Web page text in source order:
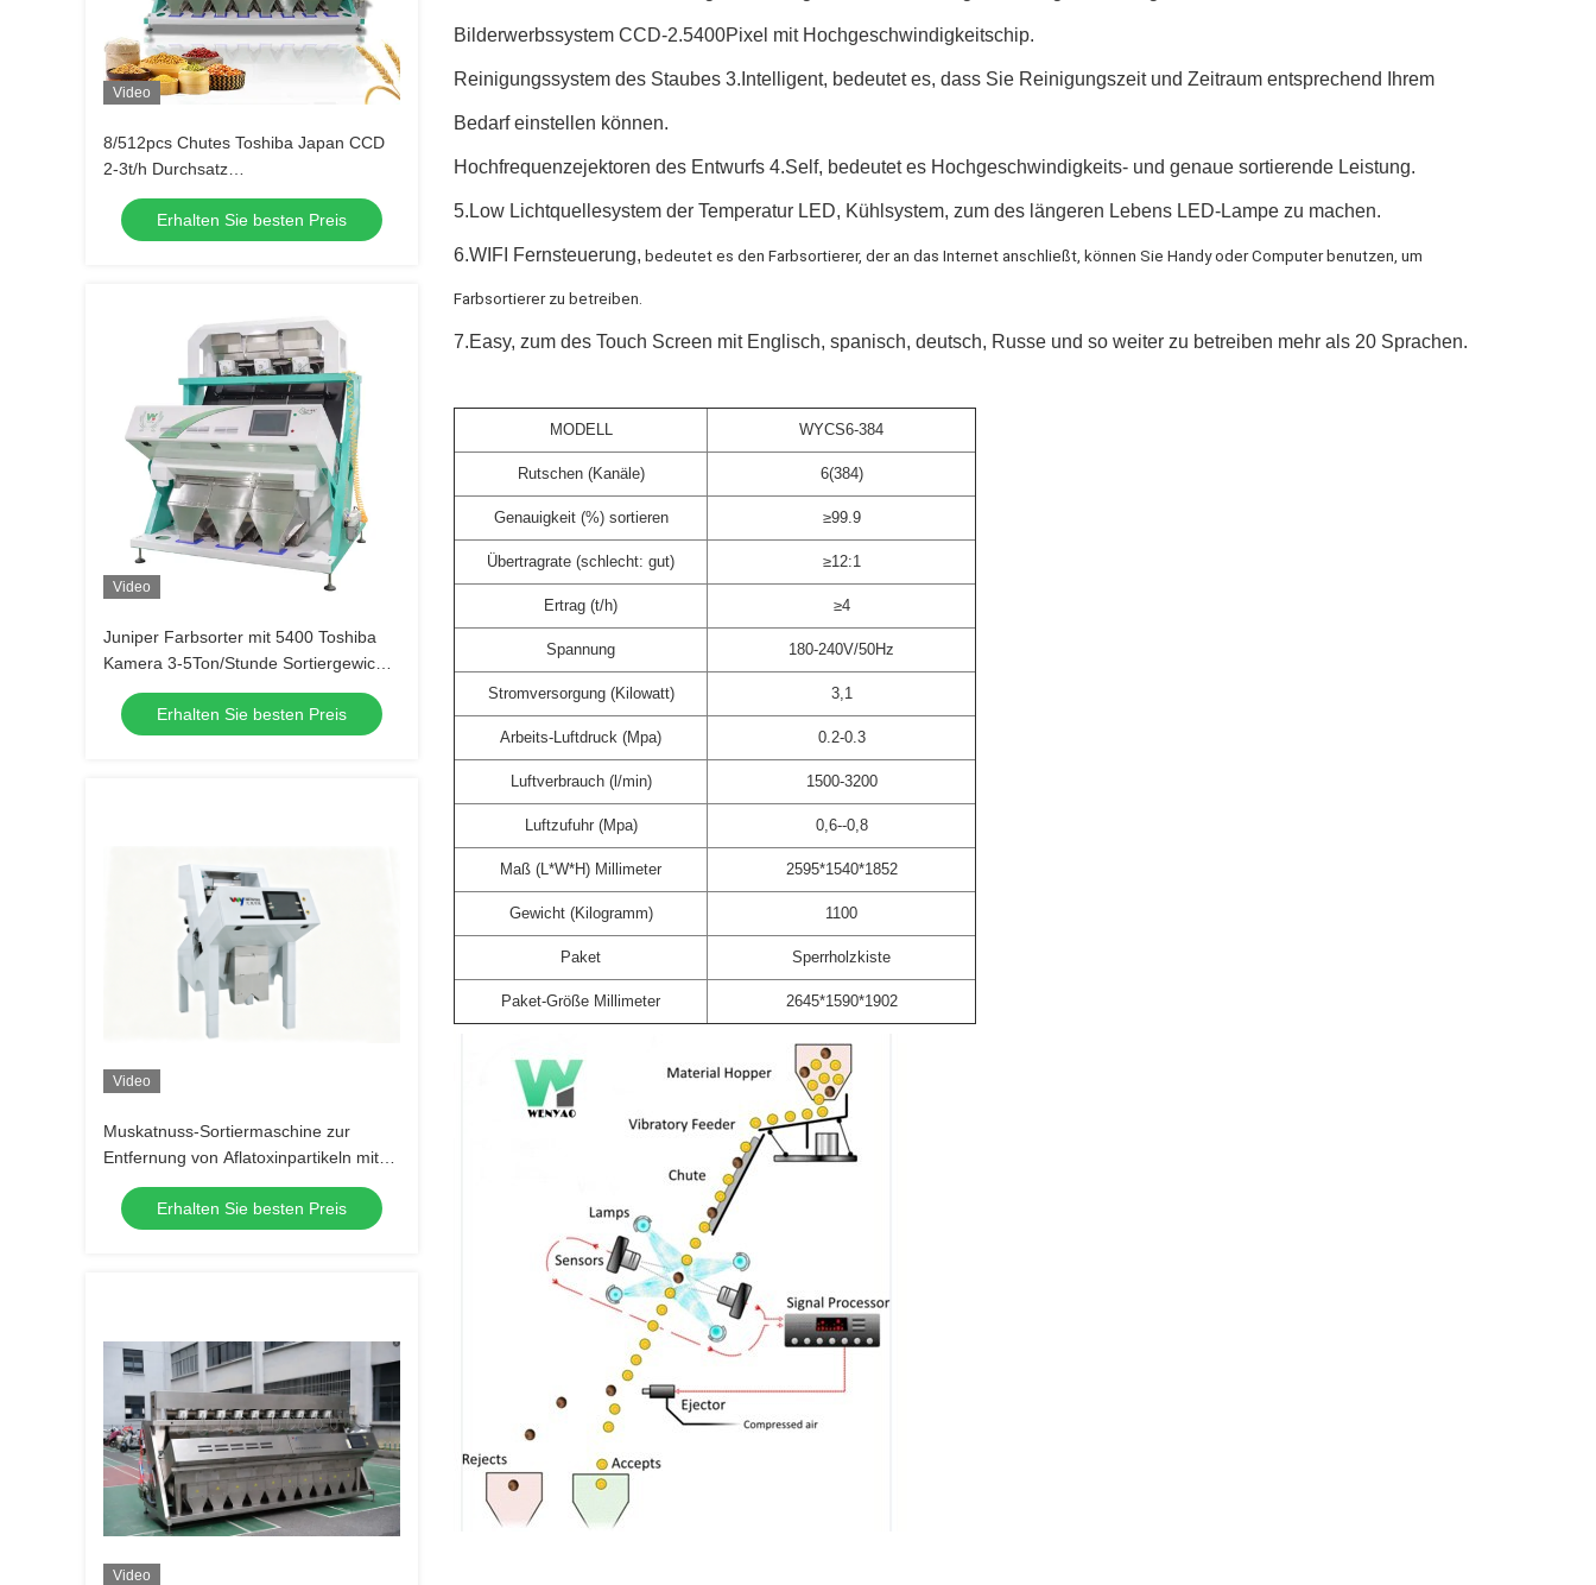
Video
8/512pcs Chutes Toshiba Japan CCD
2-3t/h Durchsatz
Mehrfunktionsfarbsortiermaschine
Erhalten Sie besten Preis
Video
Juniper Farbsorter mit 5400 Toshiba
Kamera 3-5Ton/Stunde Sortiergewicht
und Metallexektor von WENYAO
Erhalten Sie besten Preis
Video
Muskatnuss-Sortiermaschine zur
Entfernung von Aflatoxinpartikeln mit
UV-Lichttechnologie
Erhalten Sie besten Preis
Video
Bilderwerbssystem CCD-2.5400Pixel mit Hochgeschwindigkeitschip.
Reinigungssystem des Staubes 3.Intelligent, bedeutet es, dass Sie Reinigungszeit und Zeitraum entsprechend Ihrem
Bedarf einstellen können.
Hochfrequenzejektoren des Entwurfs 4.Self, bedeutet es Hochgeschwindigkeits- und genaue sortierende Leistung.
5.Low Lichtquellesystem der Temperatur LED, Kühlsystem, zum des längeren Lebens LED-Lampe zu machen.
6.WIFI Fernsteuerung, bedeutet es den Farbsortierer, der an das Internet anschließt, können Sie Handy oder Computer benutzen, um
Farbsortierer zu betreiben.
7.Easy, zum des Touch Screen mit Englisch, spanisch, deutsch, Russe und so weiter zu betreiben mehr als 20 Sprachen.
MODELL WYCS6-384
Rutschen (Kanäle) 6(384)
Genauigkeit (%) sortieren ≥99.9
Übertragrate (schlecht: gut) ≥12:1
Ertrag (t/h) ≥4
Spannung 180-240V/50Hz
Stromversorgung (Kilowatt) 3,1
Arbeits-Luftdruck (Mpa) 0.2-0.3
Luftverbrauch (l/min) 1500-3200
Luftzufuhr (Mpa) 0,6--0,8
Maß (L*W*H) Millimeter 2595*1540*1852
Gewicht (Kilogramm) 1100
Paket Sperrholzkiste
Paket-Größe Millimeter 2645*1590*1902